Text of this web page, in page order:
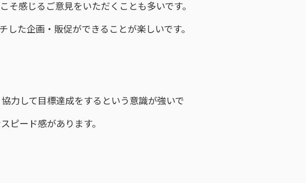
感じるご意見をいただくことも多いです。
た企画・販促ができることが楽しいです。
力して目標達成をするという意識が強いで
ピード感があります。